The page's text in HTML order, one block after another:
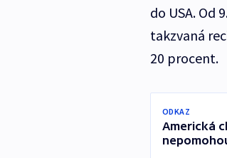
do USA. Od
takzvaná
20 procent.
ODKAZ
Americká